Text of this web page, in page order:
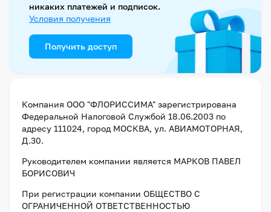
никаких платежей и подписок.
Условия получения
Получить доступ
Компания ООО "ФЛОРИССИМА" зарегистрирована
Федеральной Налоговой Службой 18.06.2003 по
адресу 111024, город МОСКВА, ул. АВИАМОТОРНАЯ,
Д.30.
Руководителем компании является МАРКОВ ПАВЕЛ
БОРИСОВИЧ
При регистрации компании ОБЩЕСТВО С
ОГРАНИЧЕННОЙ ОТВЕТСТВЕННОСТЬЮ